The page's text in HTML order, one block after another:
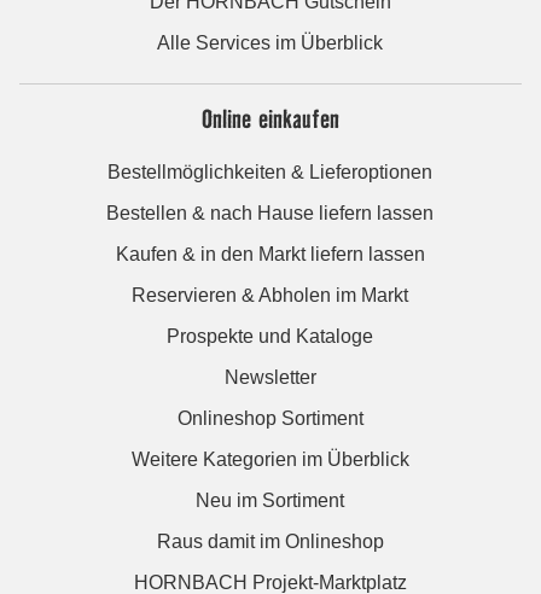
Alle Services im Überblick
Online einkaufen
Bestellmöglichkeiten & Lieferoptionen
Bestellen & nach Hause liefern lassen
Kaufen & in den Markt liefern lassen
Reservieren & Abholen im Markt
Prospekte und Kataloge
Newsletter
Onlineshop Sortiment
Weitere Kategorien im Überblick
Neu im Sortiment
Raus damit im Onlineshop
HORNBACH Projekt-Marktplatz